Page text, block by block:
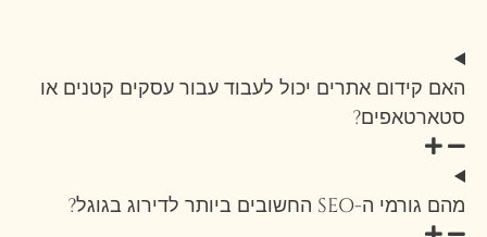
האם קידום אתרים יכול לעבוד עבור עסקים קטנים או
סטארטאפים?
מהם גורמי ה-SEO החשובים ביותר לדירוג בגוגל?